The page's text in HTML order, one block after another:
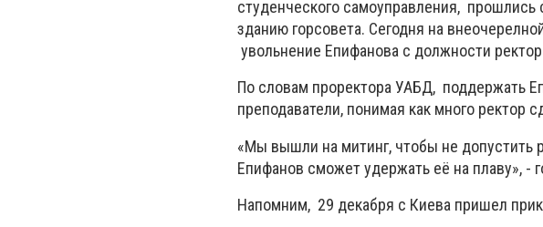
студенческого самоуправления,
зданию горсовета. Сегодня на
увольнение Епифанова с должности
По словам проректора УАБД, поддержать
преподаватели, понимая как много ректор
«Мы вышли на митинг, чтобы не допустить
Епифанов сможет удержать её на плаву», -
Напомним, 29 декабря с Киева пришел